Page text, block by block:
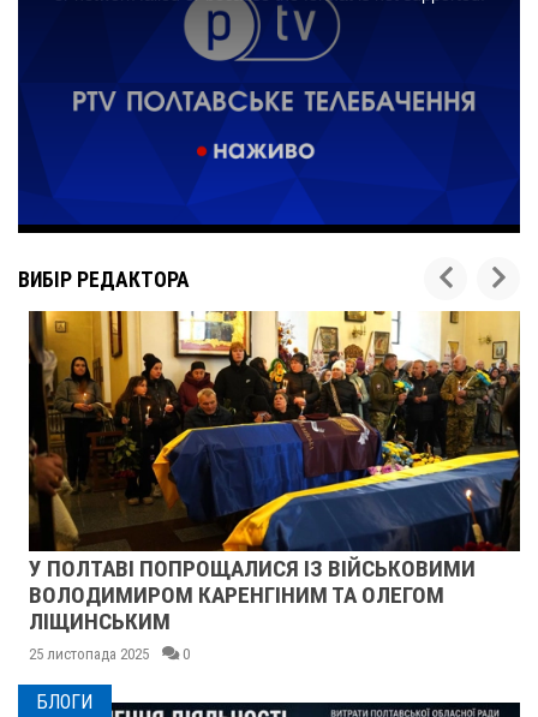
ВИБІР РЕДАКТОРА
У ПОЛТАВІ ПОПРОЩАЛИСЯ ІЗ ВІЙСЬКОВИМИ
ВОЛОДИМИРОМ КАРЕНГІНИМ ТА ОЛЕГОМ
ЛІЩИНСЬКИМ
25 листопада 2025 0
БЛОГИ